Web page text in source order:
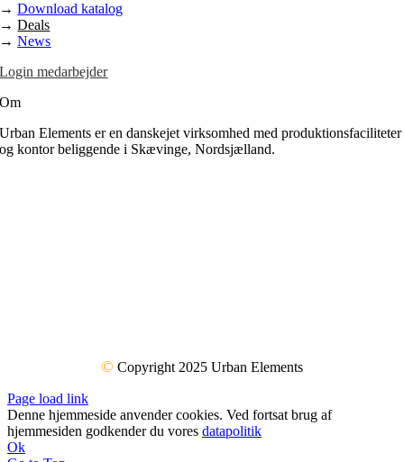
→Download katalog
→Deals
→News
Login medarbejder
Om
Urban Elements er en danskejet virksomhed med produktionsfaciliteter
og kontor beliggende i Skævinge, Nordsjælland.
© Copyright 2025 Urban Elements
Page load link
Denne hjemmeside anvender cookies. Ved fortsat brug af
hjemmesiden godkender du vores datapolitik
Ok